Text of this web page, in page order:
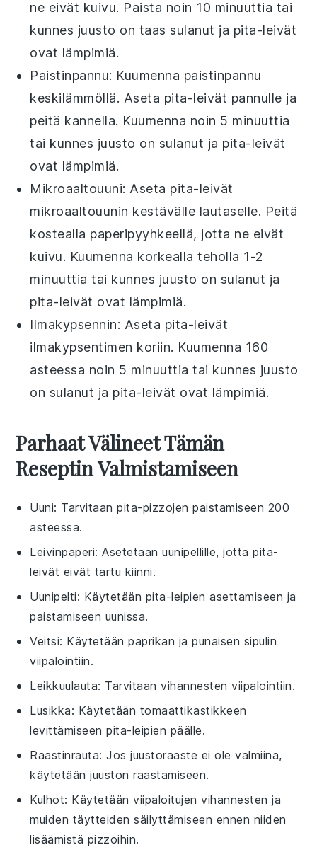
ne eivät kuivu. Paista noin 10 minuuttia tai
kunnes juusto on taas sulanut ja pita-leivät
ovat lämpimiä.
Paistinpannu: Kuumenna paistinpannu
keskilämmöllä. Aseta pita-leivät pannulle ja
peitä kannella. Kuumenna noin 5 minuuttia
tai kunnes juusto on sulanut ja pita-leivät
ovat lämpimiä.
Mikroaaltouuni: Aseta pita-leivät
mikroaaltouunin kestävälle lautaselle. Peitä
kostealla paperipyyhkeellä, jotta ne eivät
kuivu. Kuumenna korkealla teholla 1-2
minuuttia tai kunnes juusto on sulanut ja
pita-leivät ovat lämpimiä.
Ilmakypsennin: Aseta pita-leivät
ilmakypsentimen koriin. Kuumenna 160
asteessa noin 5 minuuttia tai kunnes juusto
on sulanut ja pita-leivät ovat lämpimiä.
Parhaat Välineet Tämän
Reseptin Valmistamiseen
Uuni: Tarvitaan pita-pizzojen paistamiseen 200
asteessa.
Leivinpaperi: Asetetaan uunipellille, jotta pita-
leivät eivät tartu kiinni.
Uunipelti: Käytetään pita-leipien asettamiseen ja
paistamiseen uunissa.
Veitsi: Käytetään paprikan ja punaisen sipulin
viipalointiin.
Leikkuulauta: Tarvitaan vihannesten viipalointiin.
Lusikka: Käytetään tomaattikastikkeen
levittämiseen pita-leipien päälle.
Raastinrauta: Jos juustoraaste ei ole valmiina,
käytetään juuston raastamiseen.
Kulhot: Käytetään viipaloitujen vihannesten ja
muiden täytteiden säilyttämiseen ennen niiden
lisäämistä pizzoihin.